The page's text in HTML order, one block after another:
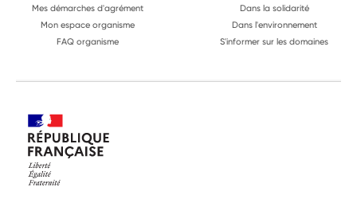
Mes démarches d'agrément
Mon espace organisme
FAQ organisme
Dans la solidarité
Dans l'environnement
S'informer sur les domaines